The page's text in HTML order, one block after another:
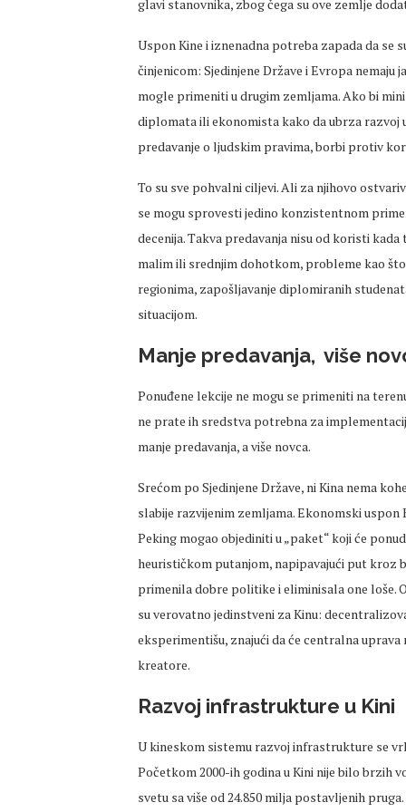
glavi stanovnika, zbog čega su ove zemlje
Uspon Kine i iznenadna potreba zapada da se
činjenicom: Sjedinjene Države i Evropa
mogle primeniti u drugim zemljama. Ako bi
diplomata ili ekonomista kako da ubrza razvoj
predavanje o ljudskim pravima, borbi protiv
To su sve pohvalni ciljevi. Ali za njihovo
se mogu sprovesti jedino konzistentnom
decenija. Takva predavanja nisu od koristi
malim ili srednjim dohotkom, probleme kao
regionima, zapošljavanje diplomiranih
situacijom.
Manje predavanja, više
Ponuđene lekcije ne mogu se primeniti na
ne prate ih sredstva potrebna za
manje predavanja, a više novca.
Srećom po Sjedinjene Države, ni Kina nema
slabije razvijenim zemljama. Ekonomski
Peking mogao objediniti u „paket“ koji će
heurističkom putanjom, napipavajući put kroz
primenila dobre politike i eliminisala one loše.
su verovatno jedinstveni za Kinu:
eksperimentišu, znajući da će centralna
kreatore.
Razvoj infrastrukture u Kini
U kineskom sistemu razvoj infrastrukture se
Početkom 2000-ih godina u Kini nije bilo brzih
svetu sa više od 24.850 milja postavljenih